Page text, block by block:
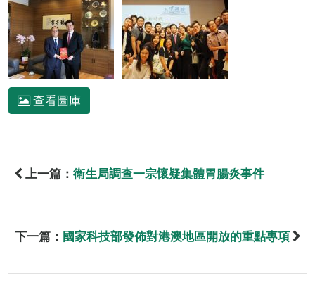
查看圖庫
上一篇： 衛生局調查一宗懷疑集體胃腸炎事件
下一篇： 國家科技部發佈對港澳地區開放的重點專項